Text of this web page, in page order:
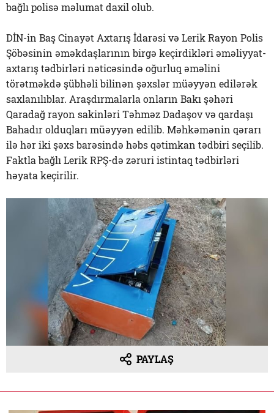
bağlı polisə məlumat daxil olub.
DİN-in Baş Cinayət Axtarış İdarəsi və Lerik Rayon Polis
Şöbəsinin əməkdaşlarının birgə keçirdikləri əməliyyat-
axtarış tədbirləri nəticəsində oğurluq əməlini
törətməkdə şübhəli bilinən şəxslər müəyyən edilərək
saxlanılıblar. Araşdırmalarla onların Bakı şəhəri
Qaradağ rayon sakinləri Təhməz Dadaşov və qardaşı
Bahadır olduqları müəyyən edilib. Məhkəmənin qərarı
ilə hər iki şəxs barəsində həbs qətimkan tədbiri seçilib.
Faktla bağlı Lerik RPŞ-də zəruri istintaq tədbirləri
həyata keçirilir.
PAYLAŞ